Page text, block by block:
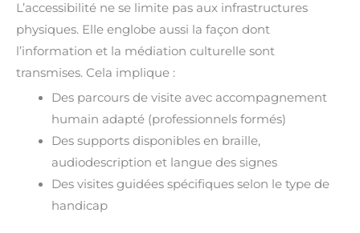
L’accessibilité ne se limite pas aux infrastructures
physiques. Elle englobe aussi la façon dont
l’information et la médiation culturelle sont
transmises. Cela implique :
Des parcours de visite avec accompagnement
humain adapté (professionnels formés)
Des supports disponibles en braille,
audiodescription et langue des signes
Des visites guidées spécifiques selon le type de
handicap